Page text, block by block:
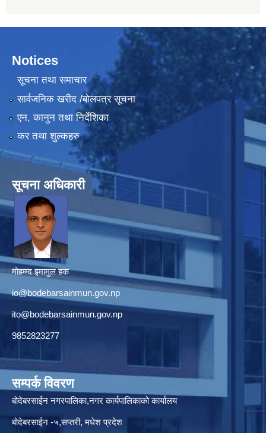
Notices
सूचना तथा समाचार
सार्वजनिक खरीद /बोलपत्र सूचना
एन, कानुन तथा निर्देशिका
कर तथा शुल्कहरु
सूचना अधिकारी
मोहम्म्द इमामुल हक
io@bodebarsainmun.gov.np
ito@bodebarsainmun.gov.np
9852823277
सम्पर्क विवरण
बोदेबरसाईन नगरपालिका,नगर कार्यपालिकाको कार्यालय
बोदेबरसाईन -५,सप्तरी, मधेश प्रदेश